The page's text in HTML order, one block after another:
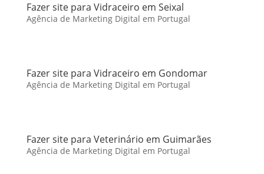
Fazer site para Vidraceiro em Seixal
Agência de Marketing Digital em Portugal
Fazer site para Vidraceiro em Gondomar
Agência de Marketing Digital em Portugal
Fazer site para Veterinário em Guimarães
Agência de Marketing Digital em Portugal